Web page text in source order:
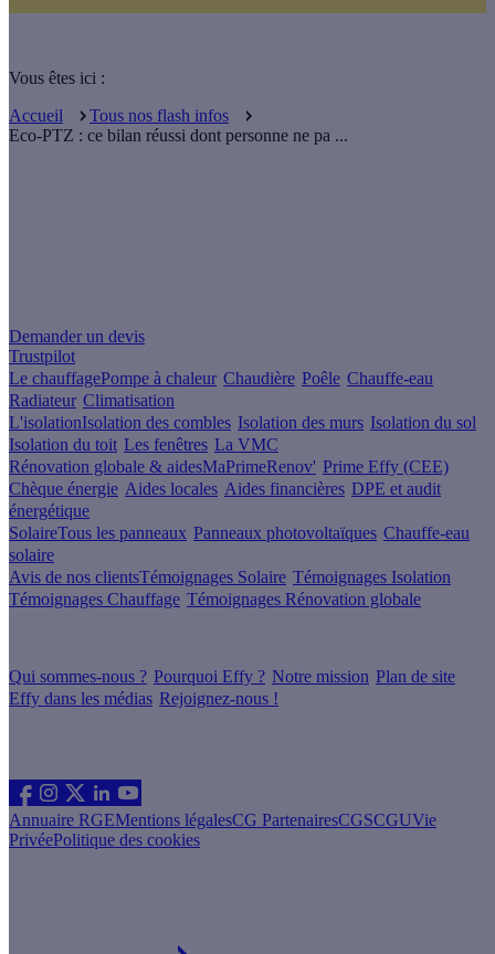
Vous êtes ici :
Accueil
Tous nos flash infos
Eco-PTZ : ce bilan réussi dont personne ne pa ...
Demander un devis
Trustpilot
Le chauffagePompe à chaleur Chaudière Poêle Chauffe-eau
Radiateur Climatisation
L'isolationIsolation des combles Isolation des murs Isolation du sol
Isolation du toit Les fenêtres La VMC
Rénovation globale & aidesMaPrimeRenov' Prime Effy (CEE)
Chèque énergie Aides locales Aides financières DPE et audit
énergétique
SolaireTous les panneaux Panneaux photovoltaïques Chauffe-eau
solaire
Avis de nos clientsTémoignages Solaire Témoignages Isolation
Témoignages Chauffage Témoignages Rénovation globale
Qui sommes-nous ? Pourquoi Effy ? Notre mission Plan de site
Effy dans les médias Rejoignez-nous !
Annuaire RGEMentions légalesCG PartenairesCGSCGUVie
PrivéePolitique des cookies